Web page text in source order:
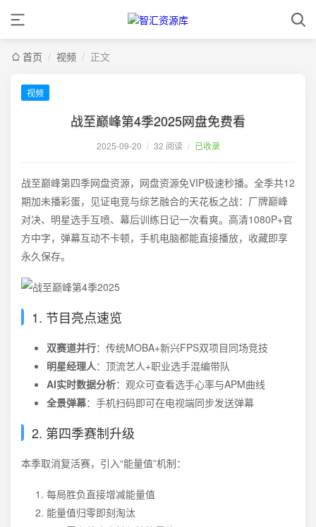
首页 / 视频 / 正文
视频
战至巅峰第4季2025网盘免费看
2025-09-20 / 32 阅读 / 已收录
战至巅峰第四季网盘资源，网盘资源免VIP极速秒播。全季共12
期加未播彩蛋，见证电竞与综艺融合的天花板之战：厂牌巅峰
对决、明星选手互喷、幕后训练日记一次看爽。高清1080P+官
方中字，弹幕互动不卡顿，手机电脑都能直接播放，收藏即享
永久保存。
1. 节目亮点速览
双赛道并行：传统MOBA+新兴FPS双项目同场竞技
明星经理人：顶流艺人+职业选手混编带队
AI实时数据分析：观众可查看选手心率与APM曲线
全景弹幕：手机扫码即可在电视端同步发送弹幕
2. 第四季赛制升级
本季取消复活赛，引入“能量值”机制：
每局胜负直接增减能量值
能量值归零即刻淘汰